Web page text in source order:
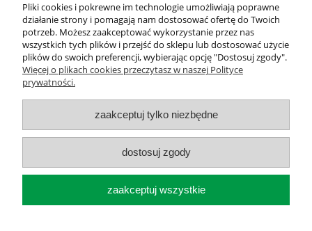
Pomoc
Moje konto
Płatności i dostawa
O nas
pokaż pełną wersję strony
Sklep internetowy Shoper.pl
Pliki cookies i pokrewne im technologie umożliwiają poprawne
działanie strony i pomagają nam dostosować ofertę do Twoich
potrzeb. Możesz zaakceptować wykorzystanie przez nas
wszystkich tych plików i przejść do sklepu lub dostosować użycie
plików do swoich preferencji, wybierając opcję "Dostosuj zgody".
Więcej o plikach cookies przeczytasz w naszej Polityce
prywatności.
zaakceptuj tylko niezbędne
dostosuj zgody
zaakceptuj wszystkie